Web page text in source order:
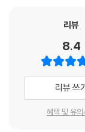
혁과 변화를 가로막
곧 문학적 관심을 기
을 여실히 보여준다.
밤의 눈(夜的眼)
문혁 시기에 우파로
리뷰
8.4
리뷰 쓰
혜택 및 유의